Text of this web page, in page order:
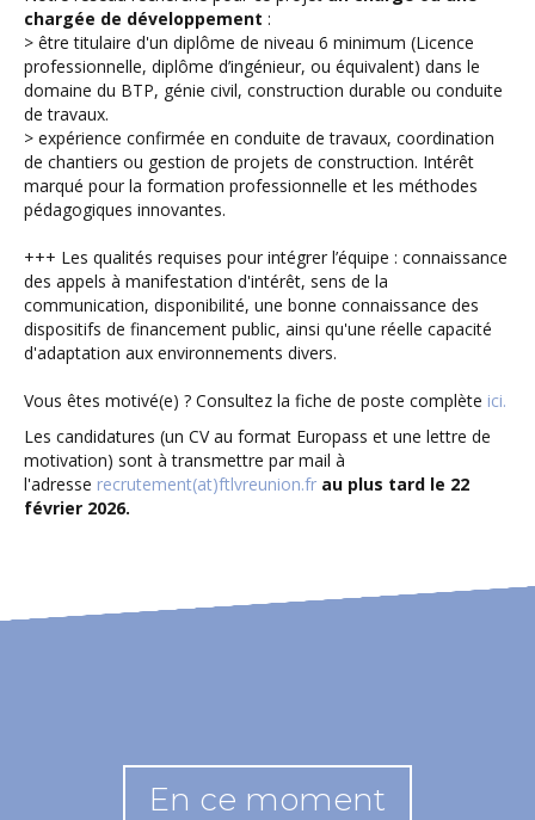
chargée de développement :
> être titulaire d'un diplôme de niveau 6 minimum (Licence
professionnelle, diplôme d’ingénieur, ou équivalent) dans le
domaine du BTP, génie civil, construction durable ou conduite
de travaux.
> expérience confirmée en conduite de travaux, coordination
de chantiers ou gestion de projets de construction. Intérêt
marqué pour la formation professionnelle et les méthodes
pédagogiques innovantes.
+++ Les qualités requises pour intégrer l’équipe : connaissance
des appels à manifestation d'intérêt, sens de la
communication, disponibilité, une bonne connaissance des
dispositifs de financement public, ainsi qu'une réelle capacité
d'adaptation aux environnements divers.
Vous êtes motivé(e) ? Consultez la fiche de poste complète ici.
Les candidatures (un CV au format Europass et une lettre de
motivation) sont à transmettre par mail à
l'adresse recrutement(at)ftlvreunion.fr au plus tard le 22
février 2026.
En ce moment